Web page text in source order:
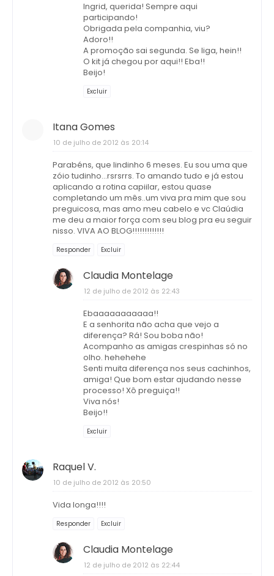
Ingrid, querida! Sempre aqui
participando!
Obrigada pela companhia, viu?
Adoro!!
A promoção sai segunda. Se liga, hein!!
O kit já chegou por aqui!! Eba!!
Beijo!
Excluir
Itana Gomes
10 de julho de 2012 às 20:14
Parabéns, que lindinho 6 meses. Eu sou uma que
zóio tudinho...rsrsrrs. To amando tudo e já estou
aplicando a rotina capiilar, estou quase
completando um mês..um viva pra mim que sou
preguicosa, mas amo meu cabelo e vc Claúdia
me deu a maior força com seu blog pra eu seguir
nisso. VIVA AO BLOG!!!!!!!!!!!!!
Responder Excluir
Claudia Montelage
12 de julho de 2012 às 22:43
Ebaaaaaaaaaaa!!
E a senhorita não acha que vejo a
diferença? Rá! Sou boba não!
Acompanho as amigas crespinhas só no
olho. hehehehe
Senti muita diferença nos seus cachinhos,
amiga! Que bom estar ajudando nesse
processo! Xô preguiça!!
Viva nós!
Beijo!!
Excluir
Raquel V.
10 de julho de 2012 às 20:50
Vida longa!!!!
Responder Excluir
Claudia Montelage
12 de julho de 2012 às 22:44